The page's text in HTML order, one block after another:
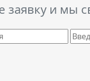
заявку и мы